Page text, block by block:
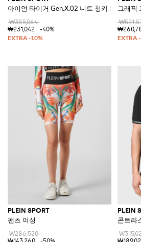
아이언 타이거 Gen.X.02 니트 청키 솔 스니커
₩385,064
₩231,042
-40%
그래픽
PLEIN SPORT
팬츠 여성
₩286,520
PLEIN
콘트라